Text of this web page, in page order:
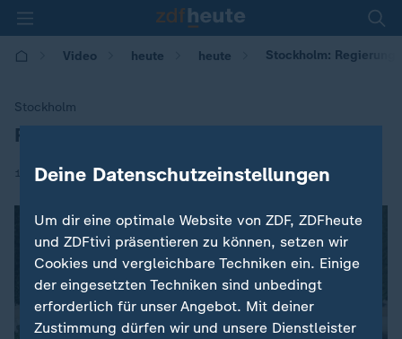
Video heute heute Stockholm:
Stockholm
:Regierungsgespräche bereits heute
10.09.2018 | 09:30
Deine Datenschutzeinstellungen
Um dir eine optimale Website von ZDF, ZDFheute
und ZDFtivi präsentieren zu können, setzen wir
Cookies und vergleichbare Techniken ein. Einige
der eingesetzten Techniken sind unbedingt
erforderlich für unser Angebot. Mit deiner
Zustimmung dürfen wir und unsere Dienstleister